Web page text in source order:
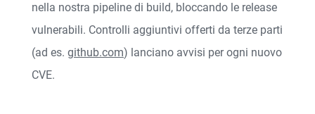
nella nostra pipeline di build, bloccando le release
vulnerabili. Controlli aggiuntivi offerti da terze parti
(ad es. github.com) lanciano avvisi per ogni nuovo
CVE.